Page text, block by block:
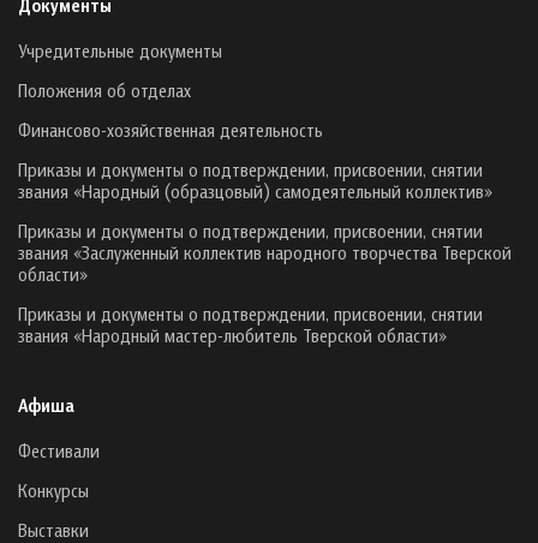
Документы
Учредительные документы
Положения об отделах
Финансово-хозяйственная деятельность
Приказы и документы о подтверждении, присвоении, снятии
звания «Народный (образцовый) самодеятельный коллектив»
Приказы и документы о подтверждении, присвоении, снятии
звания «Заслуженный коллектив народного творчества Тверской
области»
Приказы и документы о подтверждении, присвоении, снятии
звания «Народный мастер-любитель Тверской области»
Афиша
Фестивали
Конкурсы
Выставки